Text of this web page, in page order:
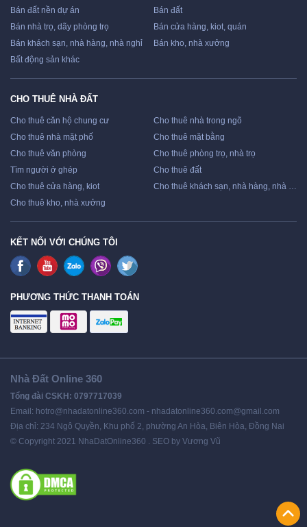
Bán đất nền dự án
Bán đất
Bán nhà trọ, dãy phòng trọ
Bán cửa hàng, kiot, quán
Bán khách sạn, nhà hàng, nhà nghỉ
Bán kho, nhà xưởng
Bất động sản khác
CHO THUÊ NHÀ ĐẤT
Cho thuê căn hộ chung cư
Cho thuê nhà trong ngõ
Cho thuê nhà mặt phố
Cho thuê mặt bằng
Cho thuê văn phòng
Cho thuê phòng trọ, nhà trọ
Tìm người ở ghép
Cho thuê đất
Cho thuê cửa hàng, kiot
Cho thuê khách sạn, nhà hàng, nhà nghỉ
Cho thuê kho, nhà xưởng
KẾT NỐI VỚI CHÚNG TÔI
PHƯƠNG THỨC THANH TOÁN
Nhà Đất Online 360
Tổng đài CSKH: 0797717039
Email: hotro@nhadatonline360.com - nhadatonline360.com@gmail.com
Địa chỉ: 234 Ngô Quyền, Khu phố 2, phường An Hòa, Biên Hòa, Đồng Nai
© Copyright 2021 NhaDatOnline360 . SEO by Vương Vũ